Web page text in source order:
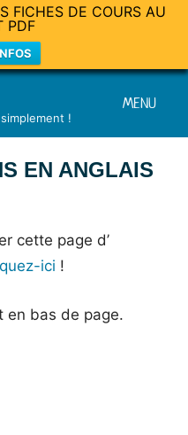
FICHES DE COURS AU
PDF
!
MENU
EN ANGLAIS
cette page d’
ici !
en bas de page.